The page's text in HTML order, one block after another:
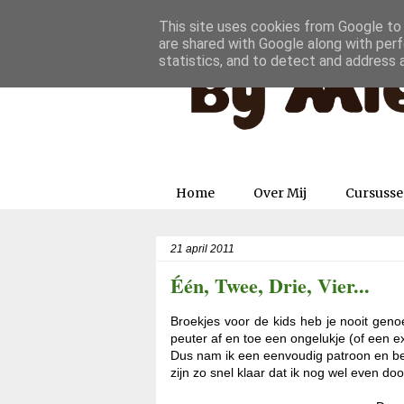
Home Over Mij
21 april 2011
Één, Twee, Drie, Vier...
Broekjes voor de kids heb je nooit
peuter af en toe een ongelukje (of een
Dus nam ik een eenvoudig patroon en
zijn zo snel klaar dat ik nog wel even
This site uses cookies from Google
are shared with Google along with
statistics, and to detect and address